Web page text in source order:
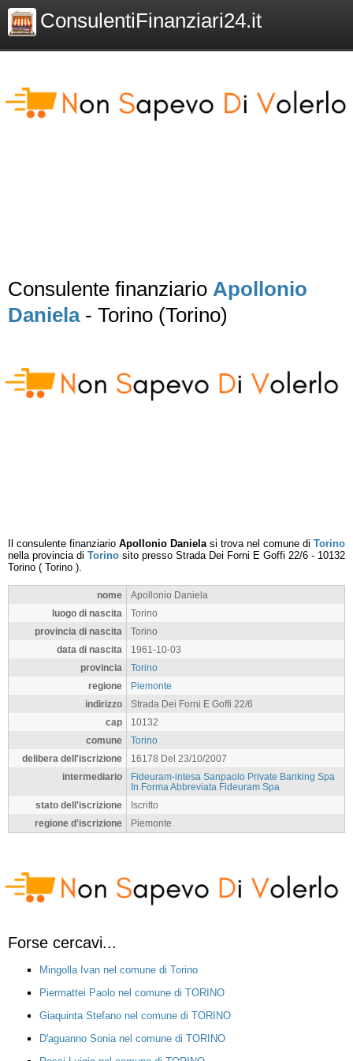
ConsulentiFinanziari24.it
Consulente finanziario Apollonio
Daniela- Torino (Torino)
Il consulente finanziario Apollonio Danielasi trova nel comune di Torino
nella provincia di Torino sito presso Strada Dei Forni E Goffi 22/6 - 10132
Torino ( Torino ).
nome
Apollonio Daniela
luogo di nascita
Torino
provincia di nascita
Torino
data di nascita
1961-10-03
provincia
Torino
regione
Piemonte
indirizzo
Strada Dei Forni E Goffi 22/6
cap
10132
comune
Torino
delibera dell'iscrizione
16178 Del 23/10/2007
intermediario
Fideuram-intesa Sanpaolo Private Banking Spa
In Forma Abbreviata Fideuram Spa
stato dell'iscrizione
Iscritto
regione d'iscrizione
Piemonte
Forse cercavi...
Mingolla Ivan nel comune di Torino
Piermattei Paolo nel comune di TORINO
Giaquinta Stefano nel comune di TORINO
D'aguanno Sonia nel comune di TORINO